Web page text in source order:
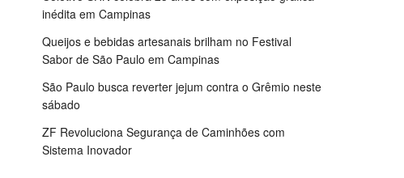
inédita em Campinas
Queijos e bebidas artesanais brilham no Festival
Sabor de São Paulo em Campinas
São Paulo busca reverter jejum contra o Grêmio neste
sábado
ZF Revoluciona Segurança de Caminhões com
Sistema Inovador